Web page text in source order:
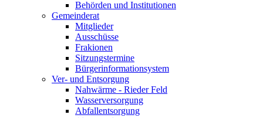
Behörden und Institutionen
Gemeinderat
Mitglieder
Ausschüsse
Frakionen
Sitzungstermine
Bürgerinformationsystem
Ver- und Entsorgung
Nahwärme - Rieder Feld
Wasserversorgung
Abfallentsorgung